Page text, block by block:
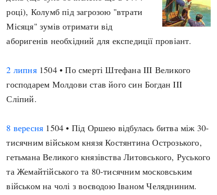
році), Колумб під загрозою "втрати
Місяця" зумів отримати від
аборигенів необхідний для експедиції провіант.
2 липня1504 • По смерті Штефана III Великого
господарем Молдови став його син Богдан III
Сліпий.
8 вересня 1504 • Під Оршею відбулась битва між 30-
тисячним військом князя Костянтина Острозького,
гетьмана Великого князівства Литовського, Руського
та Жемайтійського та 80-тисячним московським
військом на чолі з воєводою Іваном Челядниним.